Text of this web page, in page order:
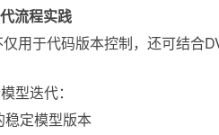
流程实践
用于代码版本控制，还可结合
型迭代：
稳定模型版本